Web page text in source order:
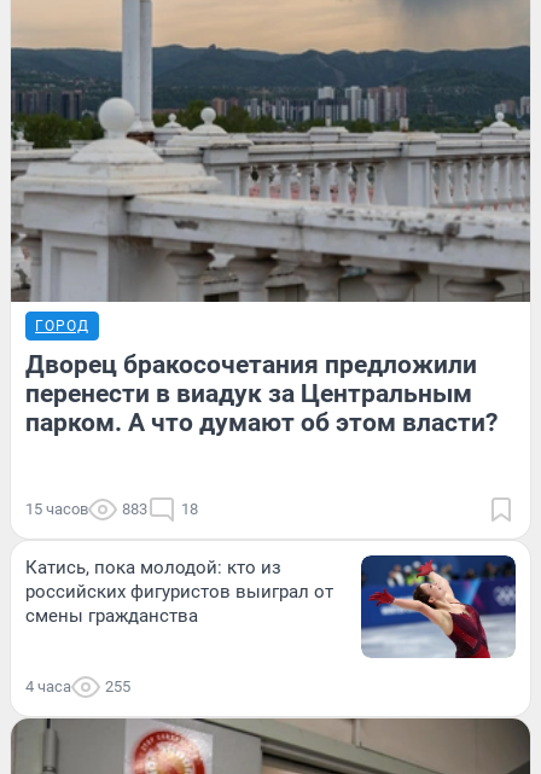
ГОРОД
Дворец бракосочетания предложили
перенести в виадук за Центральным
парком. А что думают об этом власти?
15 часов 883 18
Катись, пока молодой: кто из
российских фигуристов выиграл от
смены гражданства
4 часа 255